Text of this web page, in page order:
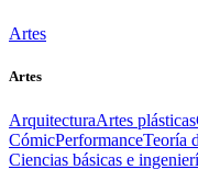
Artes
Artes
ArquitecturaArtes plásticas
CómicPerformanceTeoría
Ciencias básicas e